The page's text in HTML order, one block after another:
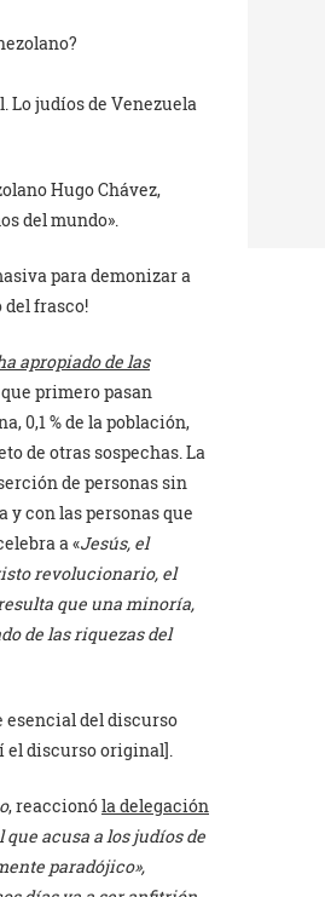
Lo judíos de Venezuela
Hugo Chávez,
del mundo».
para demonizar a
del frasco!
apropiado de las
primero pasan
0,1 % de la población,
de otras sospechas. La
de personas sin
y con las personas que
a «Jesús, el
revolucionario, el
que una minoría,
de las riquezas del
esencial del discurso
el discurso original].
, reaccionóla delegación
que acusa a los judíos de
paradójico»,